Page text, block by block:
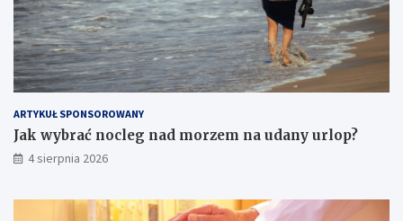
ARTYKUŁ SPONSOROWANY
Jak wybrać nocleg nad morzem na udany urlop?
4 sierpnia 2026